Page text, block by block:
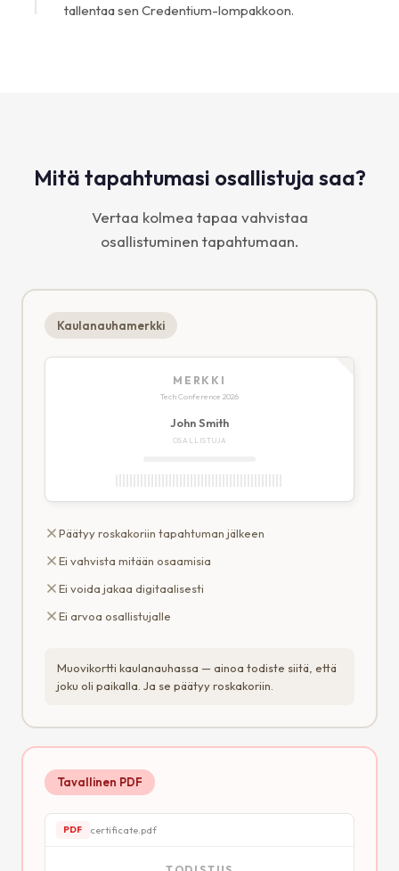
tallentaa sen Credentium-lompakkoon.
Mitä tapahtumasi osallistuja saa?
Vertaa kolmea tapaa vahvistaa
osallistuminen tapahtumaan.
Kaulanauhamerkki
MERKKI
Tech Conference 2026
John Smith
OSALLISTUJA
Päätyy roskakoriin tapahtuman jälkeen
Ei vahvista mitään osaamisia
Ei voida jakaa digitaalisesti
Ei arvoa osallistujalle
Muovikortti kaulanauhassa — ainoa todiste siitä, että
joku oli paikalla. Ja se päätyy roskakoriin.
Tavallinen PDF
PDF certificate.pdf